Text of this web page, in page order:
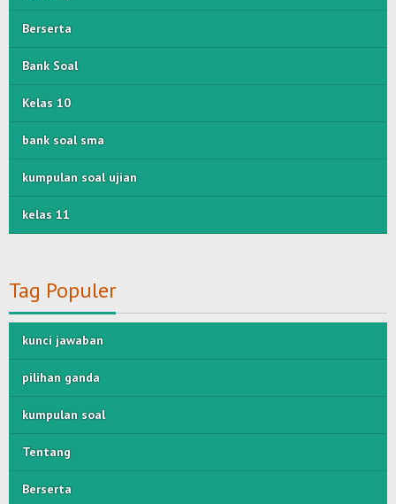
Berserta
Bank Soal
Kelas 10
bank soal sma
kumpulan soal ujian
kelas 11
Tag Populer
kunci jawaban
pilihan ganda
kumpulan soal
Tentang
Berserta